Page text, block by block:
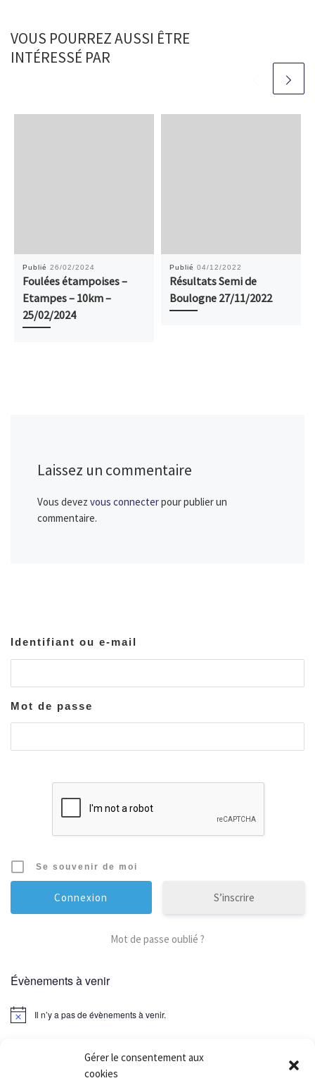
Gérer le consentement aux
cookies
VOUS POURREZ AUSSI ÊTRE
INTÉRESSÉ PAR
Publié 26/02/2024
Foulées étampoises –
Etampes – 10km –
25/02/2024
Publié 04/12/2022
Résultats Semi de
Boulogne 27/11/2022
Laissez un commentaire
Vous devez vous connecterpour publier un
commentaire.
Identifiant ou e-mail
Mot de passe
Se souvenir de moi
S’inscrire
Mot de passe oublié ?
Évènements à venir
Il n’y a pas de évènements à venir.